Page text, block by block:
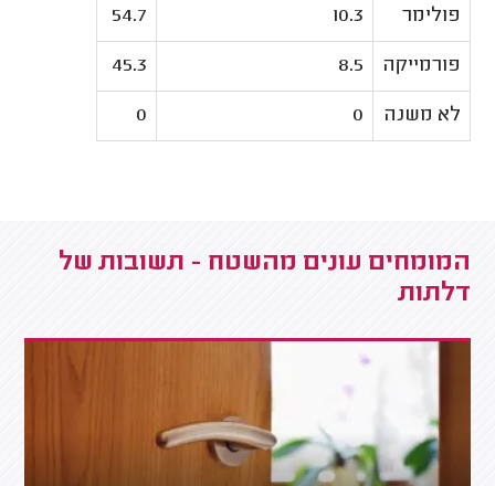
פולימר 10.3
54.7
פורמייקה 8.5
45.3
לא משנה 0
0
המומחים עונים מהשטח - תשובות של
דלתות